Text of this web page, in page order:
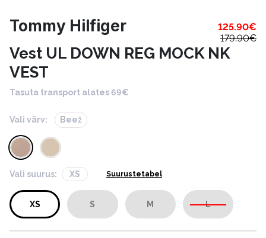
Tommy Hilfiger 125.90€
179.90€
Vest UL DOWN REG MOCK NK
VEST
Tasuta transport alates 69€
Vali värv: Beež
Vali suurus: XS Suurustetabel
XS S M L